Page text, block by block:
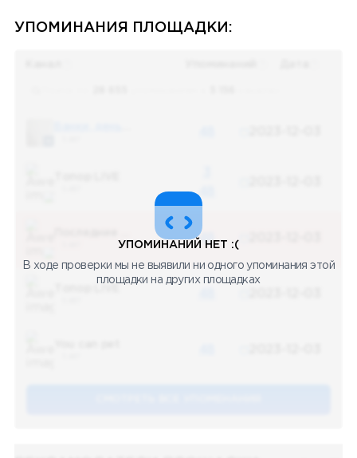
УПОМИНАНИЯ ПЛОЩАДКИ:
48
48
УПОМИНАНИЙ НЕТ :(
В ходе проверки мы не выявили ни одного упоминания этой
площадки на других площадках